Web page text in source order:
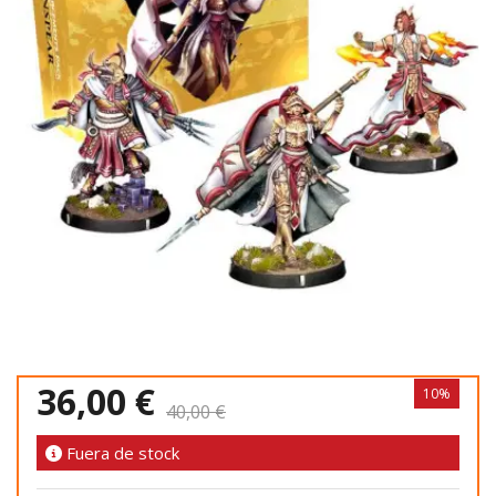
36,00 € 40,00 €
10%
Fuera de stock